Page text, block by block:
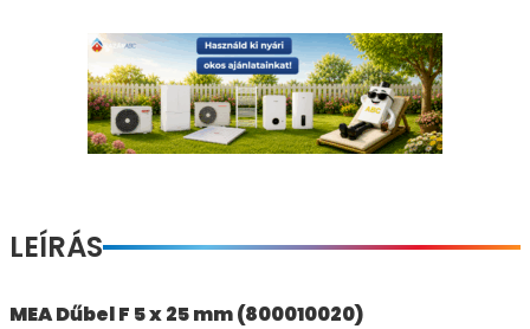
LEÍRÁS
MEA Dűbel F 5 x 25 mm (800010020)